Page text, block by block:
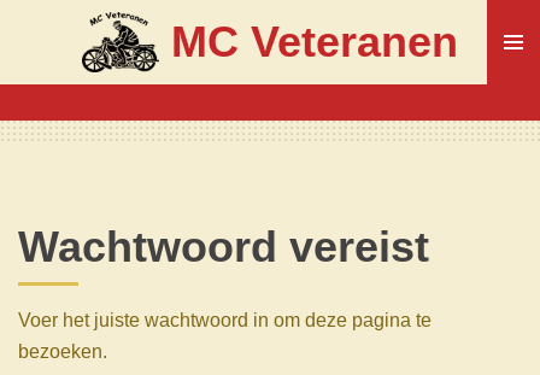
naar
de
MC Veteranen
Wachtwoord vereist
Voer het juiste wachtwoord in om deze pagina te
bezoeken.